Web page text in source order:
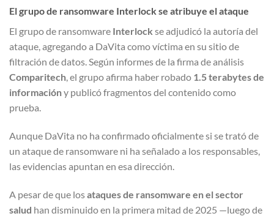
El grupo de ransomware Interlock se atribuye el ataque
El grupo de ransomware Interlock se adjudicó la autoría del
ataque, agregando a DaVita como víctima en su sitio de
filtración de datos. Según informes de la firma de análisis
Comparitech, el grupo afirma haber robado 1.5 terabytes de
informacióny publicó fragmentos del contenido como
prueba.
Aunque DaVita no ha confirmado oficialmente si se trató de
un ataque de ransomware ni ha señalado a los responsables,
las evidencias apuntan en esa dirección.
A pesar de que losataques de ransomware en el sector
salud han disminuido en la primera mitad de 2025 —luego de